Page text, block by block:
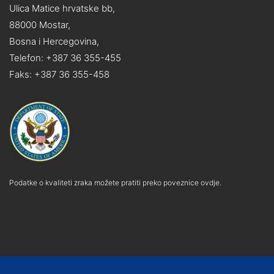
Ulica Matice hrvatske bb,
88000 Mostar,
Bosna i Hercegovina,
Telefon: +387 36 355-455
Faks: +387 36 355-458
Podatke o kvaliteti zraka možete pratiti preko poveznice ovdje.